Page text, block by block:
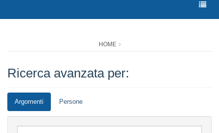
HOME
Ricerca avanzata per:
Argomenti Persone